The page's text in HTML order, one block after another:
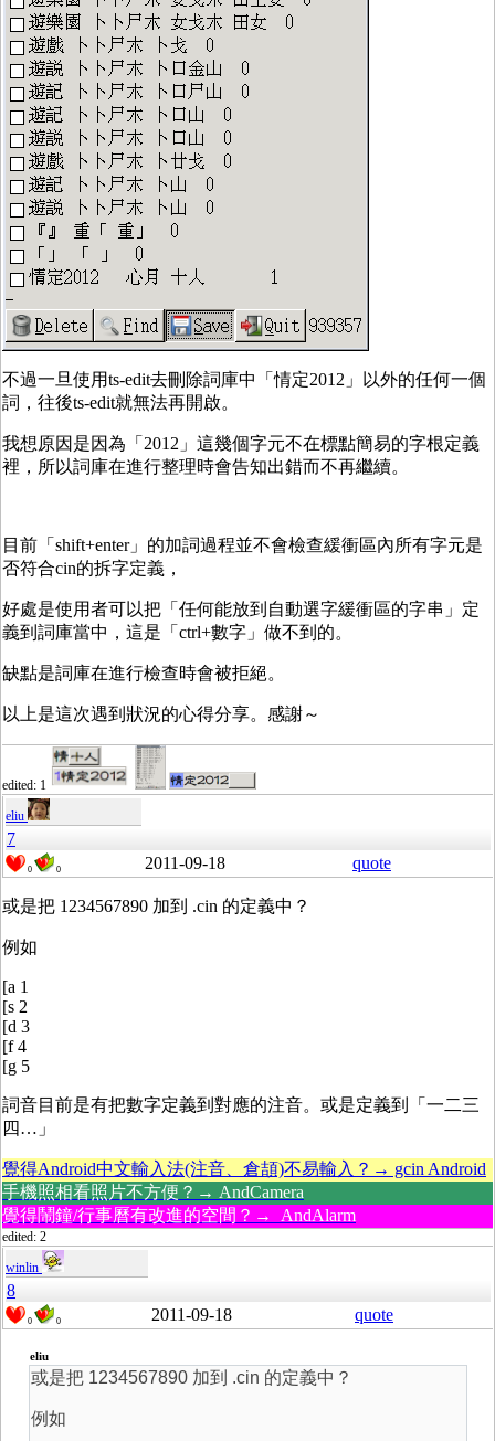
不過一旦使用ts-edit去刪除詞庫中「情定2012」以外的任何一個
詞，往後ts-edit就無法再開啟。
我想原因是因為「2012」這幾個字元不在標點簡易的字根定義
裡，所以詞庫在進行整理時會告知出錯而不再繼續。
目前「shift+enter」的加詞過程並不會檢查緩衝區內所有字元是
否符合cin的拆字定義，
好處是使用者可以把「任何能放到自動選字緩衝區的字串」定
義到詞庫當中，這是「ctrl+數字」做不到的。
缺點是詞庫在進行檢查時會被拒絕。
以上是這次遇到狀況的心得分享。感謝～
edited: 1
eliu
7
0 0 2011-09-18 quote
或是把 1234567890 加到 .cin 的定義中？
例如
[a 1
[s 2
[d 3
[f 4
[g 5
詞音目前是有把數字定義到對應的注音。或是定義到「一二三
四…」
覺得Android中文輸入法(注音、倉頡)不易輸入？→ gcin Android
手機照相看照片不方便？→ AndCamera
覺得鬧鐘/行事曆有改進的空間？→ AndAlarm
edited: 2
winlin
8
0 0 2011-09-18 quote
eliu
或是把 1234567890 加到 .cin 的定義中？
例如